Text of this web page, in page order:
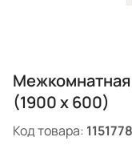
(1900 х 600)
Код товара: 1151778